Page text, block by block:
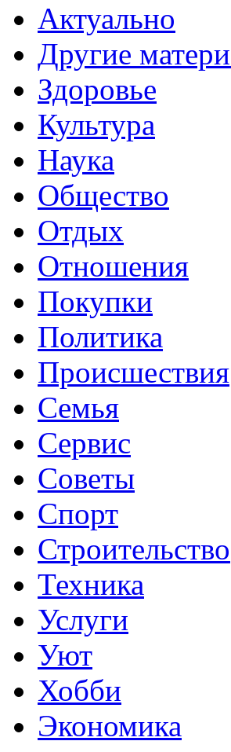
Актуально
Другие
Здоровье
Культура
Наука
Общество
Отдых
Отношения
Покупки
Политика
Происшествия
Семья
Сервис
Советы
Спорт
Строительство
Техника
Услуги
Уют
Хобби
Экономика